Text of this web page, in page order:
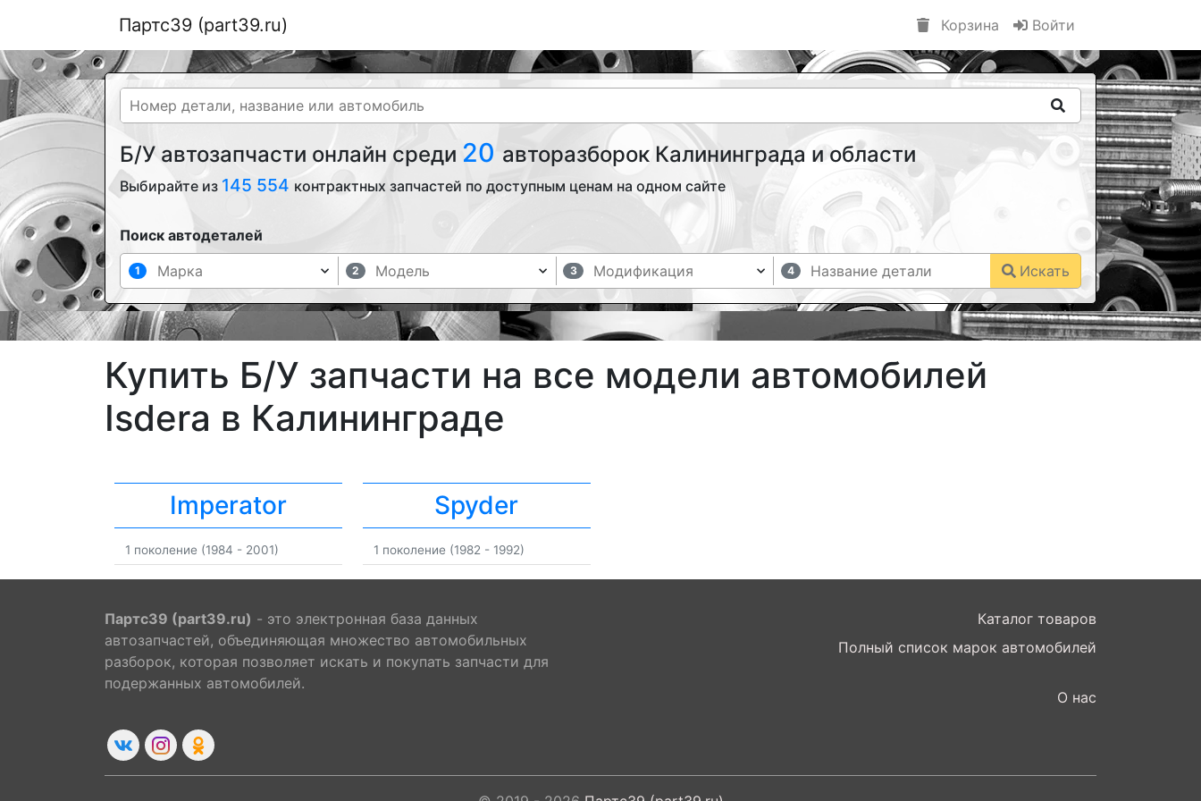
Партс39 (part39.ru) Корзина Войти
Б/У автозапчасти онлайн среди 20 авторазборок Калининграда и области
Выбирайте из 145 554 контрактных запчастей по доступным ценам на одном сайте
Поиск автодеталей
1 2 3 4 Искать
Купить Б/У запчасти на все модели автомобилей
Isdera в Калининграде
Imperator
1 поколение (1984 - 2001)
Spyder
1 поколение (1982 - 1992)
Партс39 (part39.ru) - это электронная база данных
автозапчастей, объединяющая множество автомобильных
разборок, которая позволяет искать и покупать запчасти для
подержанных автомобилей.
Каталог товаров
Полный список марок автомобилей
О нас